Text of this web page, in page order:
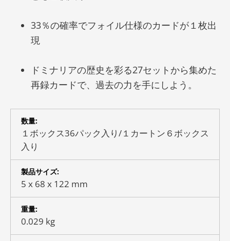
33％の確率でフォイル仕様のカードが１枚出
現
ドミナリアの歴史を彩る27セットから集めた
再録カードで、過去の力を手にしよう。
数量:
１ボックス36パック入り/１カートン６ボックス
入り
製品サイズ:
5 x 68 x 122 mm
重量:
0.029 kg